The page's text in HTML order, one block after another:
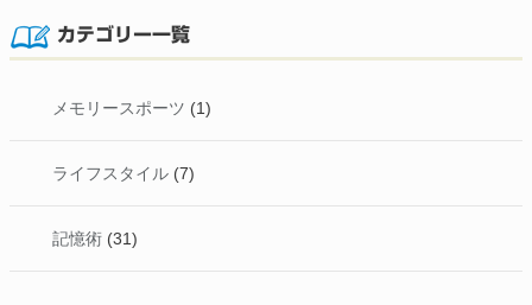
カテゴリー一覧
メモリースポーツ (1)
ライフスタイル (7)
記憶術 (31)